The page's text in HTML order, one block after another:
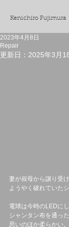
Kenichiro Fujimura
Repair
2023年4月8日
更新日： 2025年3月
妻が叔母から譲り受
ようやく破れていた
電球は今時のLEDに
シャンタン布を通っ
思いのほか柔らかい。